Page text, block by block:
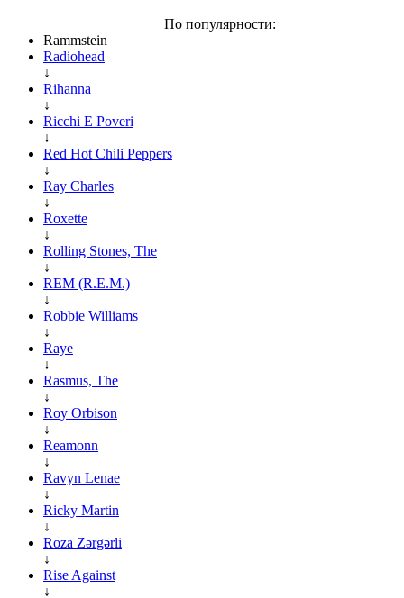
По популярности:
Rammstein
Radiohead
↓
Rihanna
↓
Ricchi E Poveri
↓
Red Hot Chili Peppers
↓
Ray Charles
↓
Roxette
↓
Rolling Stones, The
↓
REM (R.E.M.)
↓
Robbie Williams
↓
Raye
↓
Rasmus, The
↓
Roy Orbison
↓
Reamonn
↓
Ravyn Lenae
↓
Ricky Martin
↓
Roza Zərgərli
↓
Rise Against
↓